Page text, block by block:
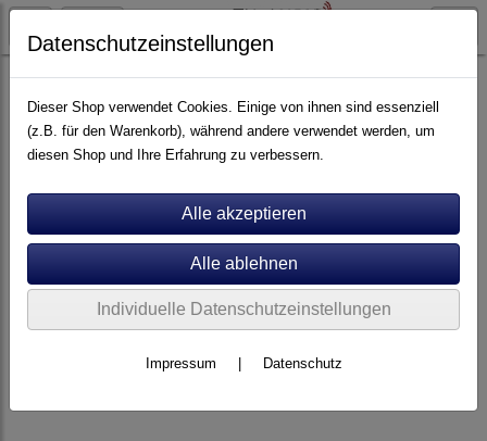
Artikel nach Marken P - Z Viablue
Datenschutzeinstellungen
Dieser Shop verwendet Cookies. Einige von ihnen sind essenziell
(z.B. für den Warenkorb), während andere verwendet werden, um
diesen Shop und Ihre Erfahrung zu verbessern.
Individuelle Datenschutzeinstellungen
Impressum Datenschutz